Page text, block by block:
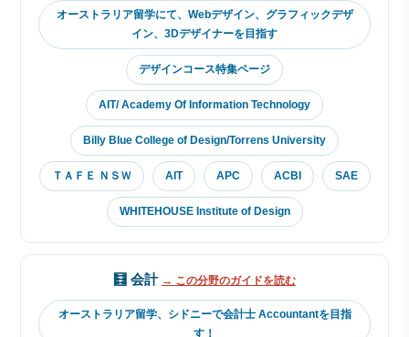
オーストラリア留学にて、Webデザイン、グラフィックデザ
イン、3Dデザイナーを目指す
デザインコース特集ページ
AIT/ Academy Of Information Technology
Billy Blue College of Design/Torrens University
ＴＡＦＥ ＮＳＷ AIT APC ACBI SAE
WHITEHOUSE Institute of Design
🧮 会計 → この分野のガイドを読む
オーストラリア留学、シドニーで会計士 Accountantを目指
す！